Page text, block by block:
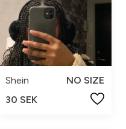
Shein
NO SIZE
30 SEK